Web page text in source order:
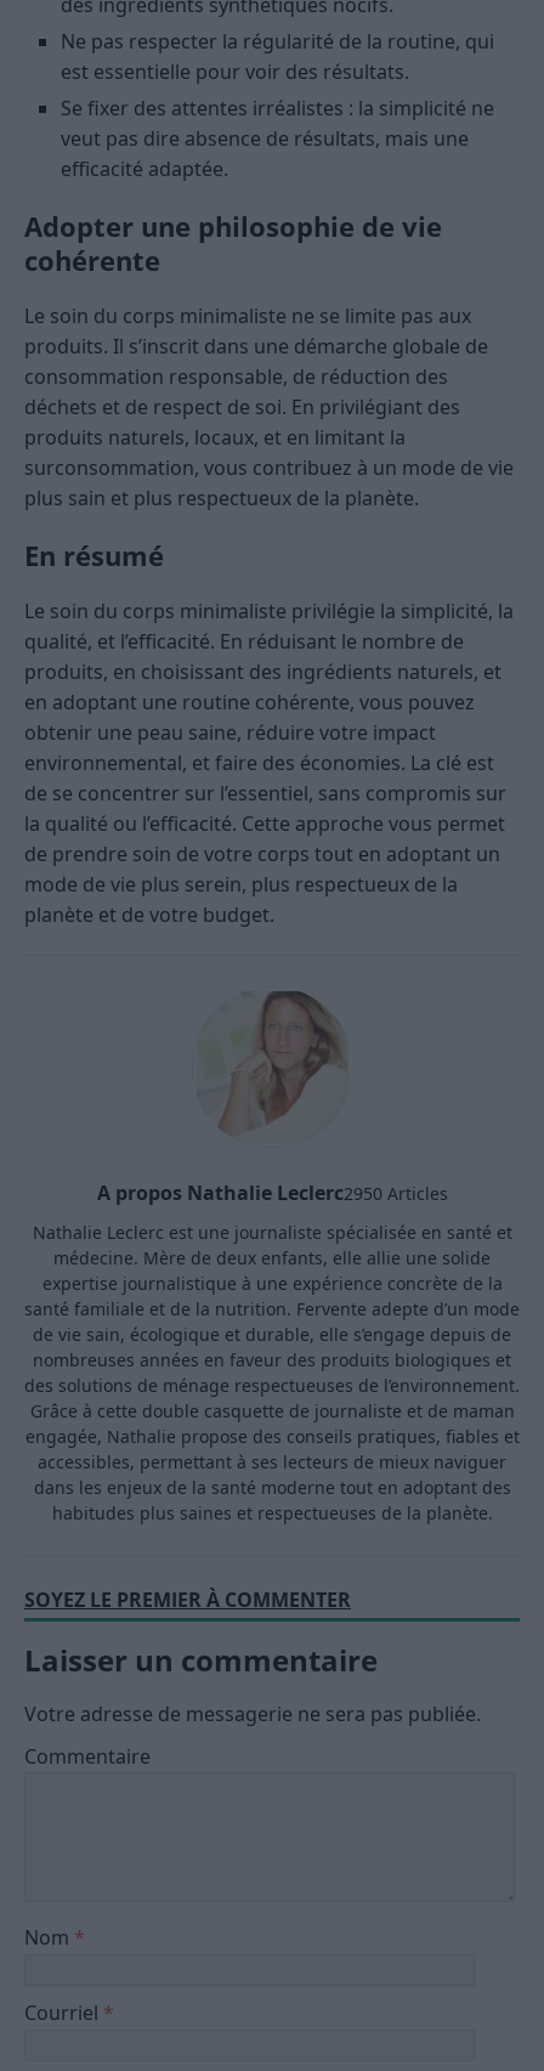
Ne pas respecter la régularité de la routine, qui
est essentielle pour voir des résultats.
Se fixer des attentes irréalistes : la simplicité ne
veut pas dire absence de résultats, mais une
efficacité adaptée.
Adopter une philosophie de vie
cohérente
Le soin du corps minimaliste ne se limite pas aux
produits. Il s’inscrit dans une démarche globale de
consommation responsable, de réduction des
déchets et de respect de soi. En privilégiant des
produits naturels, locaux, et en limitant la
surconsommation, vous contribuez à un mode de vie
plus sain et plus respectueux de la planète.
En résumé
Le soin du corps minimaliste privilégie la simplicité, la
qualité, et l’efficacité. En réduisant le nombre de
produits, en choisissant des ingrédients naturels, et
en adoptant une routine cohérente, vous pouvez
obtenir une peau saine, réduire votre impact
environnemental, et faire des économies. La clé est
de se concentrer sur l’essentiel, sans compromis sur
la qualité ou l’efficacité. Cette approche vous permet
de prendre soin de votre corps tout en adoptant un
mode de vie plus serein, plus respectueux de la
planète et de votre budget.
A propos Nathalie Leclerc2950 Articles
Nathalie Leclerc est une journaliste spécialisée en santé et
médecine. Mère de deux enfants, elle allie une solide
expertise journalistique à une expérience concrète de la
santé familiale et de la nutrition. Fervente adepte d’un mode
de vie sain, écologique et durable, elle s’engage depuis de
nombreuses années en faveur des produits biologiques et
des solutions de ménage respectueuses de l’environnement.
Grâce à cette double casquette de journaliste et de maman
engagée, Nathalie propose des conseils pratiques, fiables et
accessibles, permettant à ses lecteurs de mieux naviguer
dans les enjeux de la santé moderne tout en adoptant des
habitudes plus saines et respectueuses de la planète.
SOYEZ LE PREMIER À COMMENTER
Laisser un commentaire
Votre adresse de messagerie ne sera pas publiée.
Commentaire
Nom *
Courriel *